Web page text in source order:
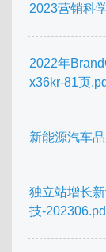
2023营销科
2022年
x36kr-81页
新能源汽车
独立站增长
技-